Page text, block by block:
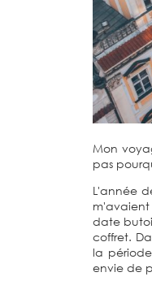
Mon
pas
L'année
m'avaient
date
coffret.
la
envie de